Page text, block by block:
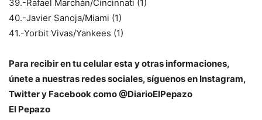
39.-Rafael Marchán/Cincinnati (1)
40.-Javier Sanoja/Miami (1)
41.-Yorbit Vivas/Yankees (1)
Para recibir en tu celular esta y otras informaciones,
únete a nuestras redes sociales, síguenos en Instagram,
Twitter y Facebook como @DiarioElPepazo
El Pepazo